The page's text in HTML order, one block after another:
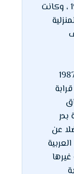
تعود شركة فريش لعام 1987 ، وكانت
تطورها من عام 1987
عن